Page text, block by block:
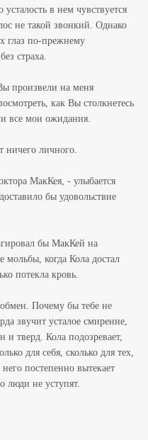
в нем чувствуется
не такой звонкий. Однако
глаз по-прежнему
страха.
произвели на меня
как Вы столкнетесь
все мои ожидания.
ничего личного.
МакКея, - улыбается
бы удовольствие
бы МакКей на
когда Кола достал
потекла кровь.
обмен. Почему бы тебе не
звучит усталое смирение,
и тверд. Кола подозревает,
для себя, сколько для тех,
постепенно вытекает
люди не уступят.